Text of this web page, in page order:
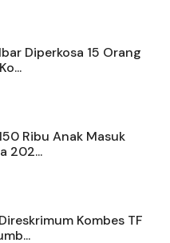
Diperkosa 15 Orang
Ribu Anak Masuk
202...
Kombes TF